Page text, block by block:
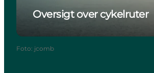
Oversigt over cykelruter
Foto: jcomb